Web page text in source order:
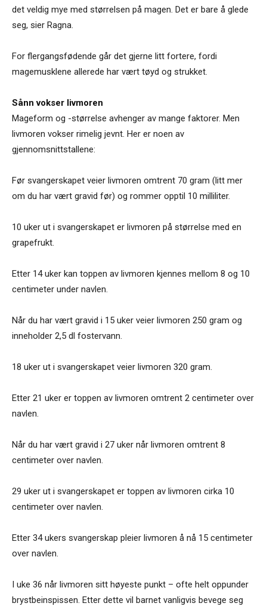
det veldig mye med størrelsen på magen. Det er bare å glede
seg, sier Ragna.
For flergangsfødende går det gjerne litt fortere, fordi
magemusklene allerede har vært tøyd og strukket.
Sånn vokser livmoren
Mageform og -størrelse avhenger av mange faktorer. Men
livmoren vokser rimelig jevnt. Her er noen av
gjennomsnittstallene:
Før svangerskapet veier livmoren omtrent 70 gram (litt mer
om du har vært gravid før) og rommer opptil 10 milliliter.
10 uker ut i svangerskapet er livmoren på størrelse med en
grapefrukt.
Etter 14 uker kan toppen av livmoren kjennes mellom 8 og 10
centimeter under navlen.
Når du har vært gravid i 15 uker veier livmoren 250 gram og
inneholder 2,5 dl fostervann.
18 uker ut i svangerskapet veier livmoren 320 gram.
Etter 21 uker er toppen av livmoren omtrent 2 centimeter over
navlen.
Når du har vært gravid i 27 uker når livmoren omtrent 8
centimeter over navlen.
29 uker ut i svangerskapet er toppen av livmoren cirka 10
centimeter over navlen.
Etter 34 ukers svangerskap pleier livmoren å nå 15 centimeter
over navlen.
I uke 36 når livmoren sitt høyeste punkt – ofte helt oppunder
brystbeinspissen. Etter dette vil barnet vanligvis bevege seg